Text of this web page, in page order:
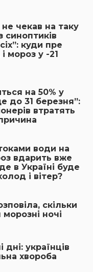
не чекав на таку
синоптиків
куди пре
мороз у -21
на 50% у
до 31 березня”:
втратять
води на
вдарить вже
в Україні буде
і вітер?
скільки
ночі
дні: українців
хвороба